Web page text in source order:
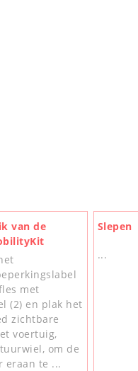
van de
met
(2) en plak het
zichtbare
voertuig,
om de
eraan te ...
Slepen
...